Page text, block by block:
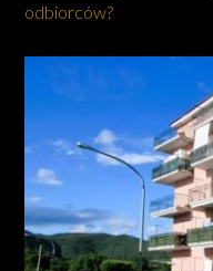
odbiorców?